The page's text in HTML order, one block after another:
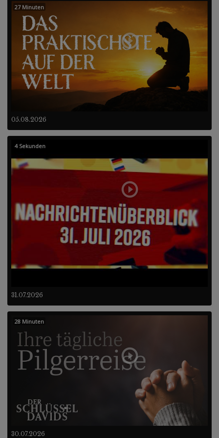
05.08.2026
27 Minuten
31.07.2026
4 Sekunden
30.07.2026
28 Minuten